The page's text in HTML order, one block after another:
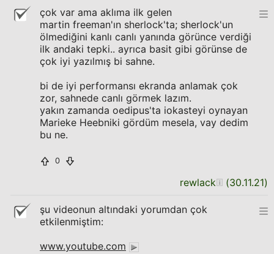
çok var ama aklıma ilk gelen
martin freeman'ın sherlock'ta; sherlock'un
ölmediğini kanlı canlı yanında görünce verdiği
ilk andaki tepki.. ayrıca basit gibi görünse de
çok iyi yazılmış bi sahne.
bi de iyi performansı ekranda anlamak çok
zor, sahnede canlı görmek lazım.
yakın zamanda oedipus'ta iokasteyi oynayan
Marieke Heebniki gördüm mesela, vay dedim
bu ne.
0
rewlack (30.11.21)
şu videonun altındaki yorumdan çok
etkilenmiştim:
www.youtube.com